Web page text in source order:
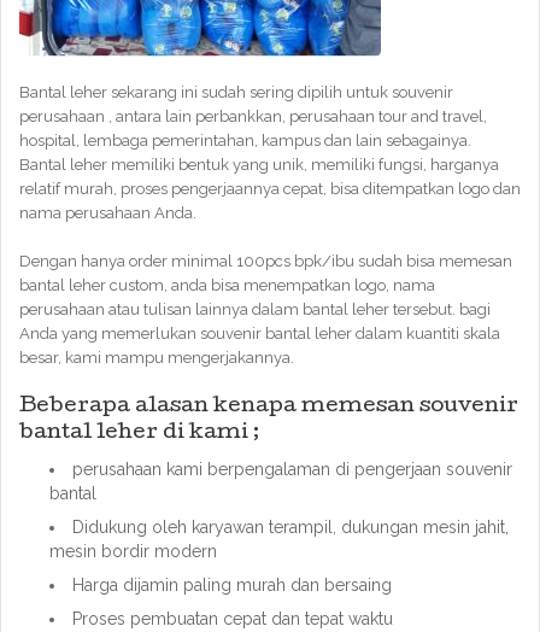
Bantal leher sekarang ini sudah sering dipilih untuk souvenir
perusahaan , antara lain perbankkan, perusahaan tour and travel,
hospital, lembaga pemerintahan, kampus dan lain sebagainya.
Bantal leher memiliki bentuk yang unik, memiliki fungsi, harganya
relatif murah, proses pengerjaannya cepat, bisa ditempatkan logo dan
nama perusahaan Anda.
Dengan hanya order minimal 100pcs bpk/ibu sudah bisa memesan
bantal leher custom, anda bisa menempatkan logo, nama
perusahaan atau tulisan lainnya dalam bantal leher tersebut. bagi
Anda yang memerlukan souvenir bantal leher dalam kuantiti skala
besar, kami mampu mengerjakannya.
Beberapa alasan kenapa memesan souvenir
bantal leher di kami ;
perusahaan kami berpengalaman di pengerjaan souvenir
bantal
Didukung oleh karyawan terampil, dukungan mesin jahit,
mesin bordir modern
Harga dijamin paling murah dan bersaing
Proses pembuatan cepat dan tepat waktu